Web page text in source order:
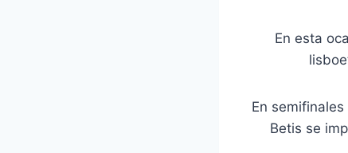
En esta
En
Betis se